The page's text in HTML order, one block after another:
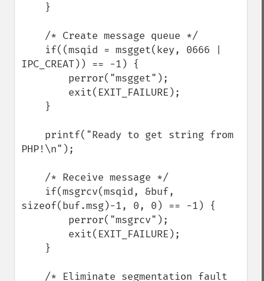
IPC_CREAT)) == -1) {
PHP!\n");
sizeof(buf.msg)-1, 0, 0) == -1) {